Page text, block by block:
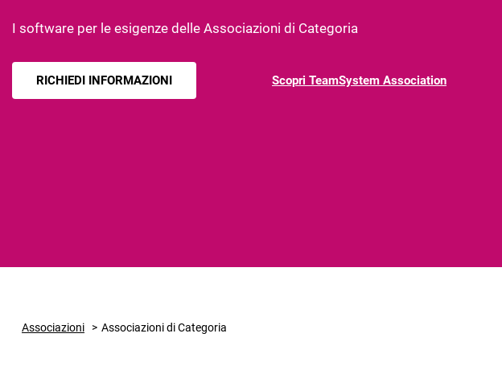
I software per le esigenze delle Associazioni di Categoria
RICHIEDI INFORMAZIONI Scopri TeamSystem Association
Associazioni Associazioni di Categoria